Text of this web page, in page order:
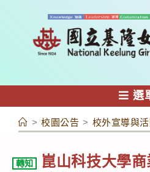
容
選
> 校園公告 > 校外宣導與
轉知
崑山科技大學